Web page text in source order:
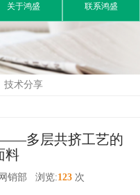
关于鸿盛 联系鸿盛
技术分享
——多层共挤工艺的
料
销部 浏览:123次